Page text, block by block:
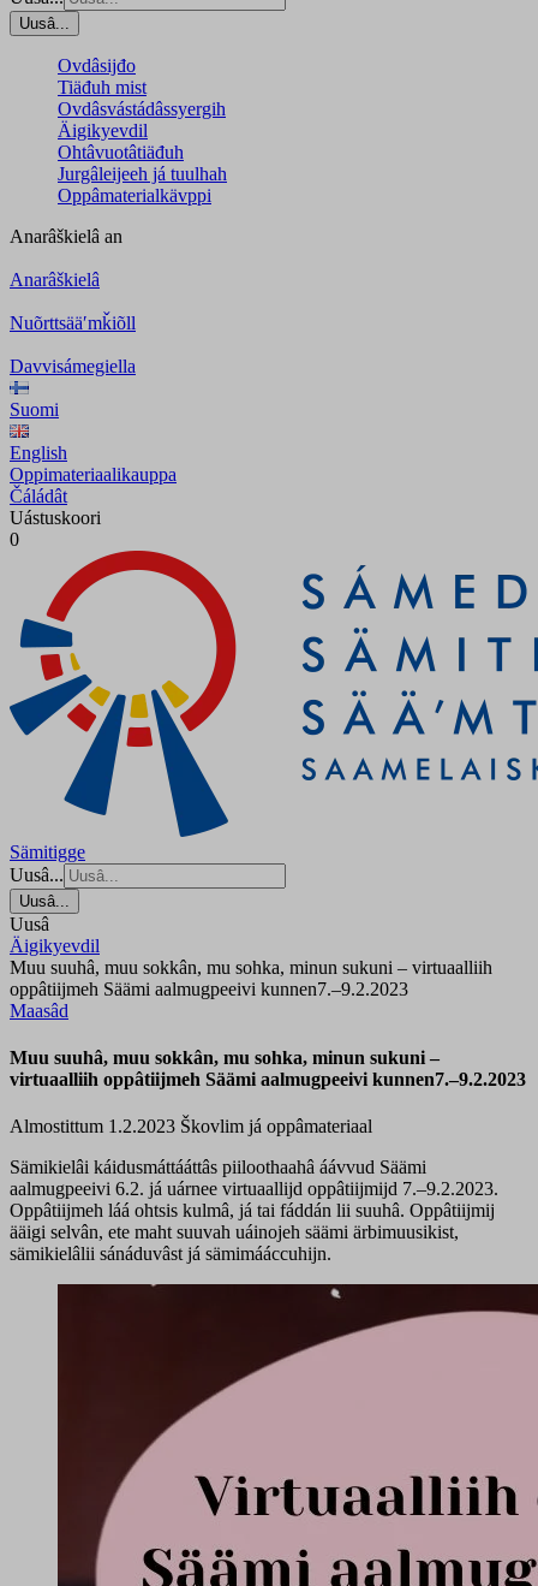
Uusâ...
Ovdâsijđo
Tiäđuh mist
Ovdâsvástádâssyergih
Äigikyevdil
Ohtâvuotâtiäđuh
Jurgâleijeeh já tuulhah
Oppâmaterialkävppi
Anarâškielâ an
Anarâškielâ
Nuõrttsääʹmǩiõll
Davvisámegiella
Suomi
English
Oppimateriaalikauppa
Čáládât
Uástuskoori
0
Sämitigge
Uusâ...
Uusâ...
Uusâ
Äigikyevdil
Muu suuhâ, muu sokkân, mu sohka, minun sukuni – virtuaalliih
oppâtiijmeh Säämi aalmugpeeivi kunnen7.–9.2.2023
Maasâd
Muu suuhâ, muu sokkân, mu sohka, minun sukuni –
virtuaalliih oppâtiijmeh Säämi aalmugpeeivi kunnen7.–9.2.2023
Almostittum 1.2.2023 Škovlim já oppâmateriaal
Sämikielâi káidusmáttááttâs piiloothaahâ áávvud Säämi
aalmugpeeivi 6.2. já uárnee virtuaallijd oppâtiijmijd 7.–9.2.2023.
Oppâtiijmeh láá ohtsis kulmâ, já tai fáddán lii suuhâ. Oppâtiijmij
ääigi selvân, ete maht suuvah uáinojeh säämi ärbimuusikist,
sämikielâlii sánáduvâst já sämimááccuhijn.